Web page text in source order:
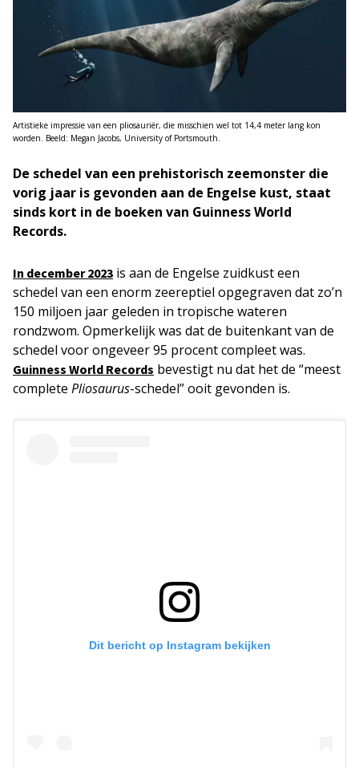
Artistieke impressie van een pliosauriër, die misschien wel tot 14,4 meter lang kon
worden. Beeld: Megan Jacobs, University of Portsmouth.
De schedel van een prehistorisch zeemonster die
vorig jaar is gevonden aan de Engelse kust, staat
sinds kort in de boeken van Guinness World
Records.
In december 2023 is aan de Engelse zuidkust een
schedel van een enorm zeereptiel opgegraven dat zo’n
150 miljoen jaar geleden in tropische wateren
rondzwom. Opmerkelijk was dat de buitenkant van de
schedel voor ongeveer 95 procent compleet was.
Guinness World Records bevestigt nu dat het de “meest
complete Pliosaurus-schedel” ooit gevonden is.
Dit bericht op Instagram bekijken